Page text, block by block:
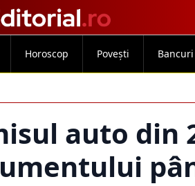
Horoscop Povești Bancuri
auto din